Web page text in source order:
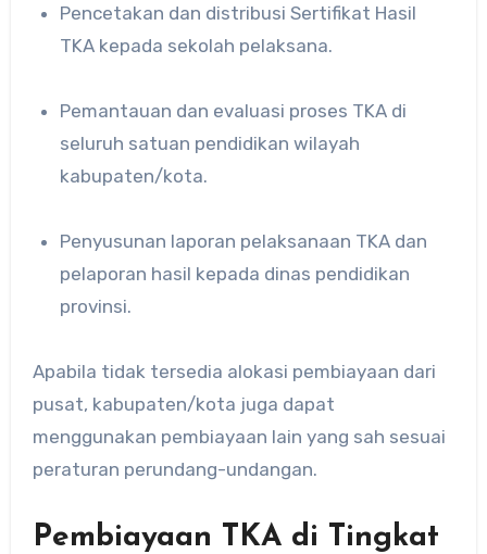
Pencetakan dan distribusi Sertifikat Hasil
TKA kepada sekolah pelaksana.
Pemantauan dan evaluasi proses TKA di
seluruh satuan pendidikan wilayah
kabupaten/kota.
Penyusunan laporan pelaksanaan TKA dan
pelaporan hasil kepada dinas pendidikan
provinsi.
Apabila tidak tersedia alokasi pembiayaan dari
pusat, kabupaten/kota juga dapat
menggunakan pembiayaan lain yang sah sesuai
peraturan perundang-undangan.
Pembiayaan TKA di Tingkat